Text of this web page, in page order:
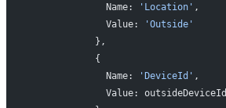
              Name:
'Location' ,
              Value:
'Outside'
            },
            {
              Name:
'DeviceId' ,
              Value: outsideDeviceId